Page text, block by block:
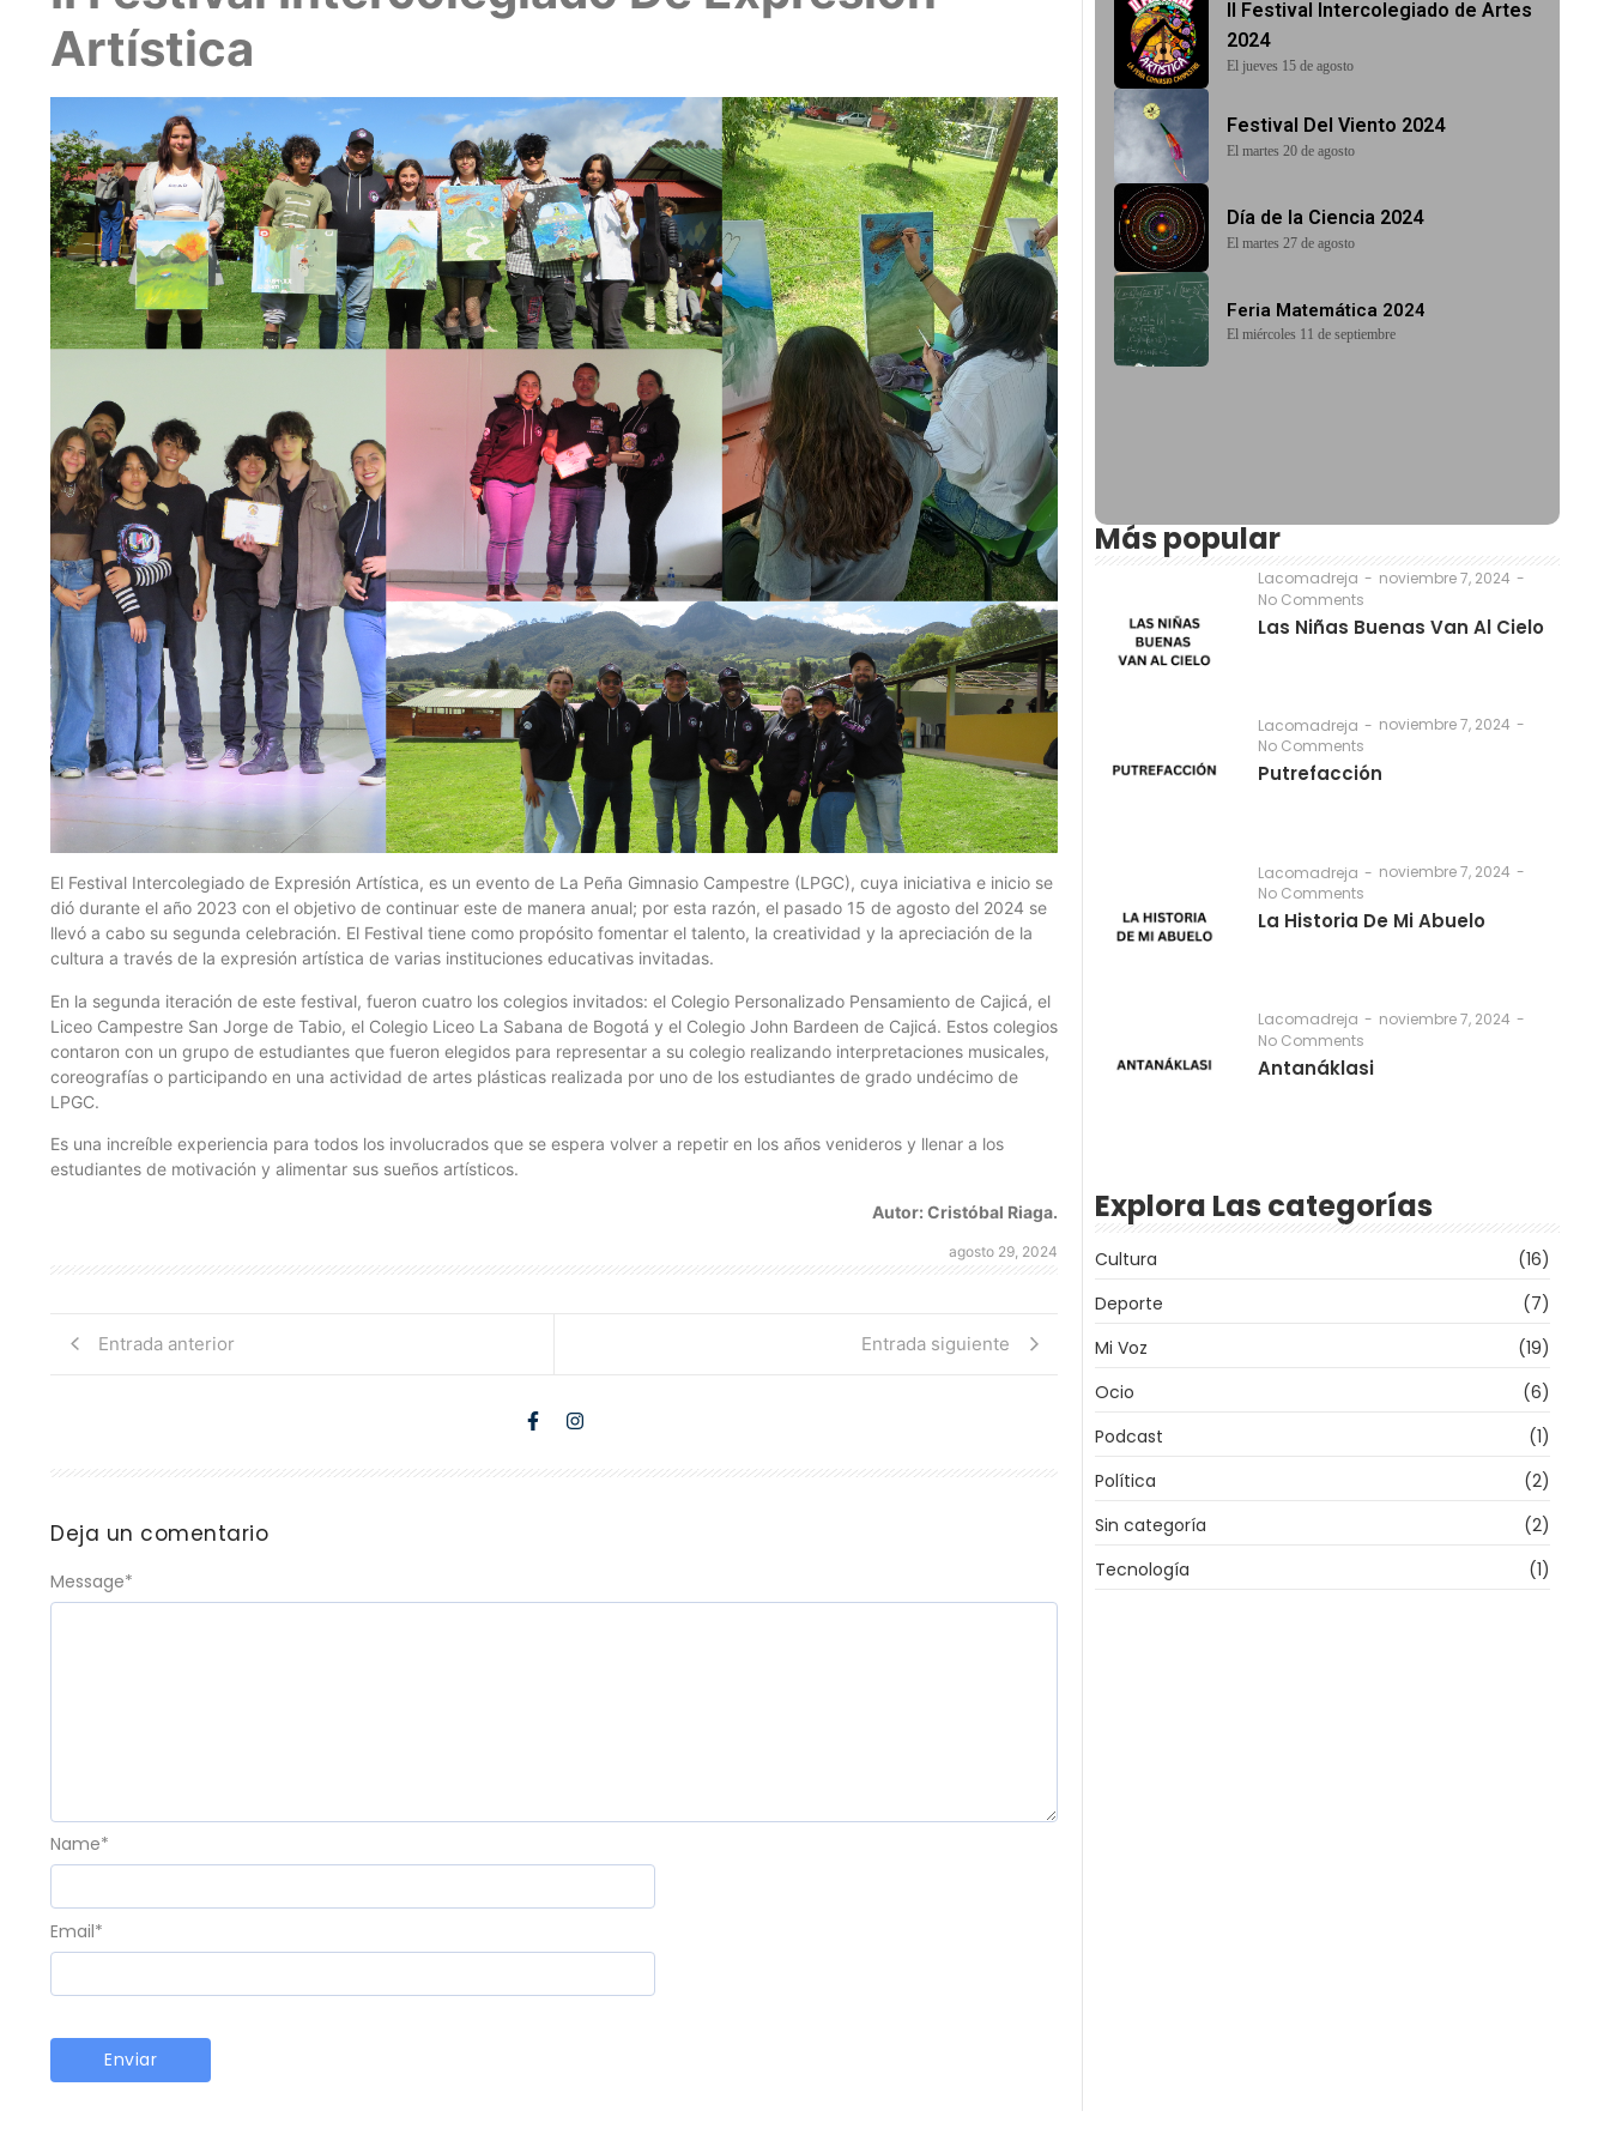
Artística
El Festival Intercolegiado de Expresión Artística, es un evento de La Peña Gimnasio Campestre (LPGC), cuya iniciativa e inicio se
dió durante el año 2023 con el objetivo de continuar este de manera anual; por esta razón, el pasado 15 de agosto del 2024 se
llevó a cabo su segunda celebración. El Festival tiene como propósito fomentar el talento, la creatividad y la apreciación de la
cultura a través de la expresión artística de varias instituciones educativas invitadas.
En la segunda iteración de este festival, fueron cuatro los colegios invitados: el Colegio Personalizado Pensamiento de Cajicá, el
Liceo Campestre San Jorge de Tabio, el Colegio Liceo La Sabana de Bogotá y el Colegio John Bardeen de Cajicá. Estos colegios
contaron con un grupo de estudiantes que fueron elegidos para representar a su colegio realizando interpretaciones musicales,
coreografías o participando en una actividad de artes plásticas realizada por uno de los estudiantes de grado undécimo de
LPGC.
Es una increíble experiencia para todos los involucrados que se espera volver a repetir en los años venideros y llenar a los
estudiantes de motivación y alimentar sus sueños artísticos.
Autor: Cristóbal Riaga.
agosto 29, 2024
Entrada anterior Entrada siguiente
Deja un comentario
Message*
Name*
Email*
II Festival Intercolegiado de Artes
2024
El jueves 15 de agosto
Festival Del Viento 2024
El martes 20 de agosto
Día de la Ciencia 2024
El martes 27 de agosto
Feria Matemática 2024
El miércoles 11 de septiembre
Más popular
Lacomadreja - noviembre 7, 2024 -
No Comments
Las Niñas Buenas Van Al Cielo
Lacomadreja - noviembre 7, 2024 -
No Comments
Putrefacción
Lacomadreja - noviembre 7, 2024 -
No Comments
La Historia De Mi Abuelo
Lacomadreja - noviembre 7, 2024 -
No Comments
Antanáklasi
Explora Las categorías
Cultura
(16)
Deporte
(7)
Mi Voz
(19)
Ocio
(6)
Podcast
(1)
Política
(2)
Sin categoría
(2)
Tecnología
(1)